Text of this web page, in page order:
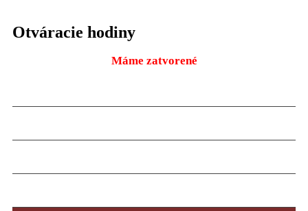
Otváracie hodiny
Máme zatvorené